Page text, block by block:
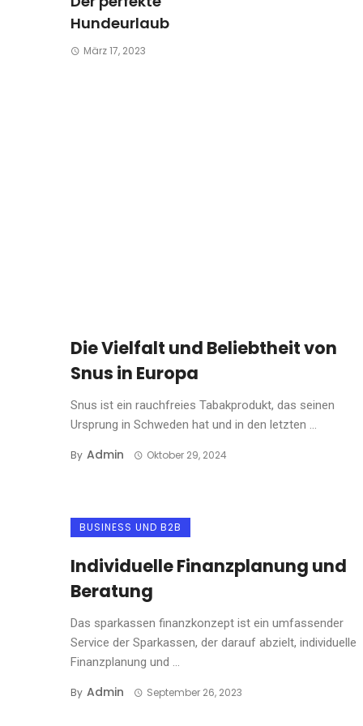
Hundeurlaub
März 17, 2023
Die Vielfalt und Beliebtheit von
Snus in Europa
Snus ist ein rauchfreies Tabakprodukt, das seinen
Ursprung in Schweden hat und in den letzten ...
By Admin Oktober 29, 2024
BUSINESS UND B2B
Individuelle Finanzplanung und
Beratung
Das sparkassen finanzkonzept ist ein umfassender
Service der Sparkassen, der darauf abzielt, individuelle
Finanzplanung und ...
By Admin September 26, 2023